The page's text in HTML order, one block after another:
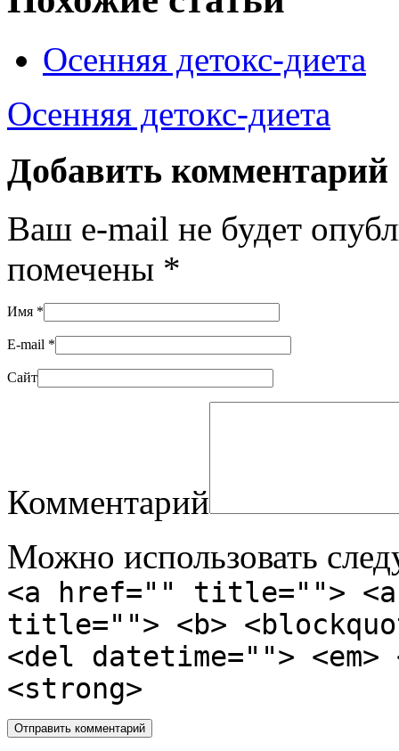
Осенняя детокс-диета
Осенняя детокс-диета
Добавить комментарий
Ваш e-mail не будет
помечены *
Имя *
E-mail *
Сайт
Комментарий
Можно использовать
<a href="" title="">
title=""> <b>
<del datetime="">
<strong>